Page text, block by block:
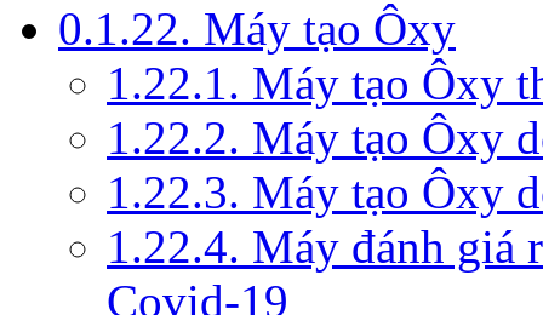
0.1.22. Máy tạo Ôxy
1.22.1. Máy tạo Ôxy
1.22.2. Máy tạo Ôxy
1.22.3. Máy tạo Ôxy
1.22.4. Máy đánh giá
Covid-19